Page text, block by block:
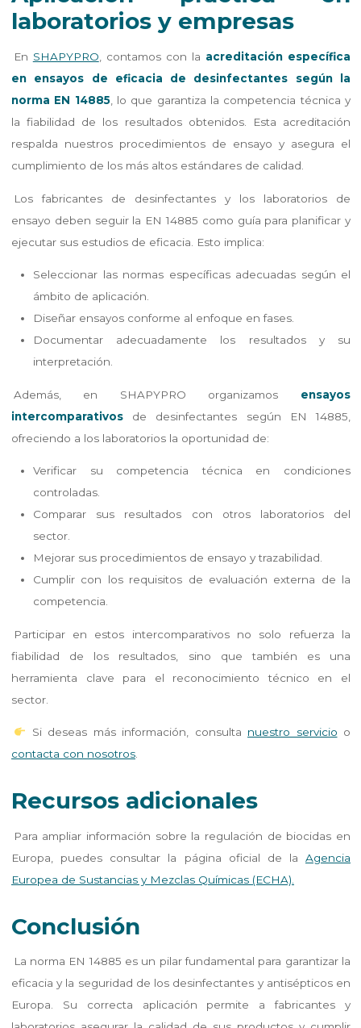
laboratorios y empresas
En SHAPYPRO , contamos con la acreditación específica
en ensayos de eficacia de desinfectantes según la
norma EN 14885, lo que garantiza la competencia técnica y
la fiabilidad de los resultados obtenidos. Esta acreditación
respalda nuestros procedimientos de ensayo y asegura el
cumplimiento de los más altos estándares de calidad.
Los fabricantes de desinfectantes y los laboratorios de
ensayo deben seguir la EN 14885 como guía para planificar y
ejecutar sus estudios de eficacia. Esto implica:
Seleccionar las normas específicas adecuadas según el
ámbito de aplicación.
Diseñar ensayos conforme al enfoque en fases.
Documentar adecuadamente los resultados y su
interpretación.
Además, en SHAPYPRO organizamos ensayos
intercomparativosde desinfectantes según EN 14885,
ofreciendo a los laboratorios la oportunidad de:
Verificar su competencia técnica en condiciones
controladas.
Comparar sus resultados con otros laboratorios del
sector.
Mejorar sus procedimientos de ensayo y trazabilidad.
Cumplir con los requisitos de evaluación externa de la
competencia.
Participar en estos intercomparativos no solo refuerza la
fiabilidad de los resultados, sino que también es una
herramienta clave para el reconocimiento técnico en el
sector.
Si deseas más información, consulta nuestro servicio o
contacta con nosotros.
Recursos adicionales
Para ampliar información sobre la regulación de biocidas en
Europa, puedes consultar la página oficial de la Agencia
Europea de Sustancias y Mezclas Químicas (ECHA).
Conclusión
La norma EN 14885 es un pilar fundamental para garantizar la
eficacia y la seguridad de los desinfectantes y antisépticos en
Europa. Su correcta aplicación permite a fabricantes y